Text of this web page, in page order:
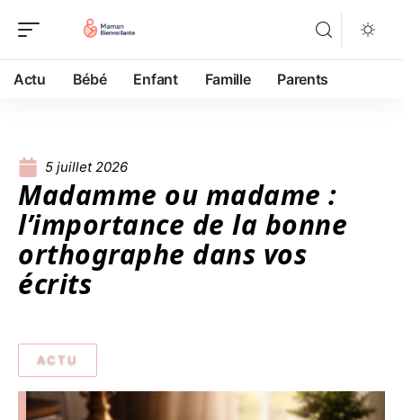
Actu Bébé Enfant Famille Parents
5 juillet 2026
Madamme ou madame :
l’importance de la bonne
orthographe dans vos
écrits
ACTU